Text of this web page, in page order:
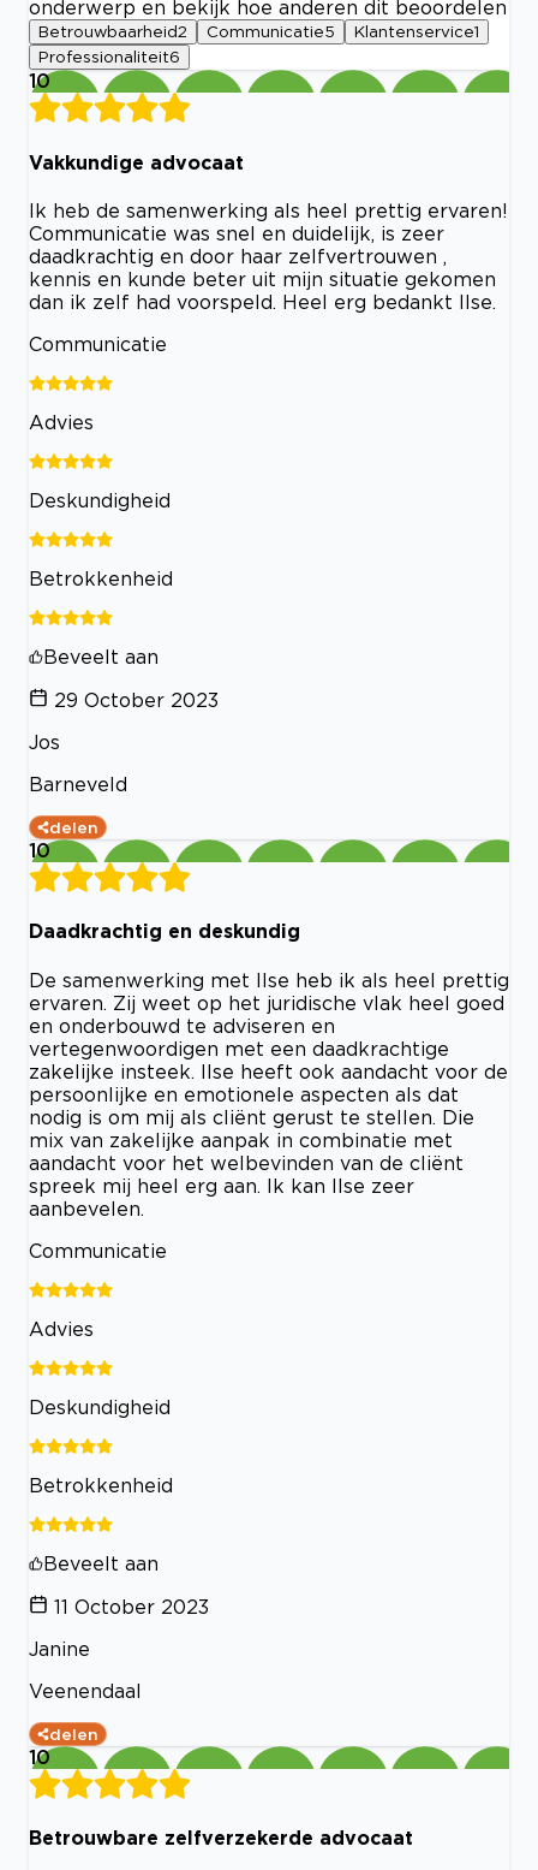
onderwerp en bekijk hoe anderen dit beoordelen
Betrouwbaarheid2 Communicatie5 Klantenservice1
Professionaliteit6
10
Vakkundige advocaat
Ik heb de samenwerking als heel prettig ervaren!
Communicatie was snel en duidelijk, is zeer
daadkrachtig en door haar zelfvertrouwen ,
kennis en kunde beter uit mijn situatie gekomen
dan ik zelf had voorspeld. Heel erg bedankt Ilse.
Communicatie
Advies
Deskundigheid
Betrokkenheid
Beveelt aan
29 October 2023
Jos
Barneveld
delen
10
Daadkrachtig en deskundig
De samenwerking met Ilse heb ik als heel prettig
ervaren. Zij weet op het juridische vlak heel goed
en onderbouwd te adviseren en
vertegenwoordigen met een daadkrachtige
zakelijke insteek. Ilse heeft ook aandacht voor de
persoonlijke en emotionele aspecten als dat
nodig is om mij als cliënt gerust te stellen. Die
mix van zakelijke aanpak in combinatie met
aandacht voor het welbevinden van de cliënt
spreek mij heel erg aan. Ik kan Ilse zeer
aanbevelen.
Communicatie
Advies
Deskundigheid
Betrokkenheid
Beveelt aan
11 October 2023
Janine
Veenendaal
delen
10
Betrouwbare zelfverzekerde advocaat